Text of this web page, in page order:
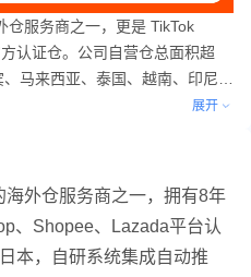
仓服务商之一，更是 TikTok
认证仓。公司自营仓总面积超
马来西亚、泰国、越南、印尼、
日处理 50 万单的硬核履约能力，
电等多行业国货品牌，量身定制
展开
外仓服务商之一，拥有8年
、Shopee、Lazada平台认
本，自研系统集成自动推